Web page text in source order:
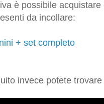
è possibile
da incollare:
+ set completo
invece potete